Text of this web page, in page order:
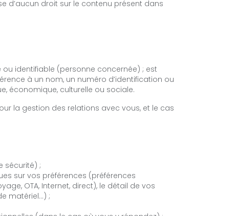
d’aucun droit sur le contenu présent dans
identifiable (personne concernée) ; est
à un nom, un numéro d’identification ou
économique, culturelle ou sociale.
la gestion des relations avec vous, et le cas
sécurité) ;
sur vos préférences (préférences
OTA, Internet, direct), le détail de vos
matériel…) ;